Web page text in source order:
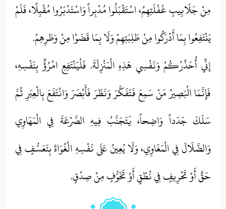
مِنْ جَلَابِيبِ غَفْلَتِهِمُ، اسْتَقْبَلُوا مُدْبِراً وَاسْتَدْبَرُوا مُقْبِلًا، فَلَمْ
يَنْتَفِعُوا بِمَا أَدْرَكُوا مِنْ طَلِبَتِهِمْ وَلَا بِمَا قَضَوْا مِنْ وَطَرِهِمْ.
إِنِّي أُحَذِّرُكُمْ وَنَفْسِي هَذِهِ الْمَنْزِلَةَ. فَلْيَنْتَفِعِ امْرُؤٌ بِنَفْسِهِ،
فَإِنَّمَا الْبَصِيرُ مَنْ سَمِعَ فَتَفَكَّرَ وَنَظَرَ فَأَبْصَرَ وَانْتَفَعَ بِالْعِبَرِ ثُمَّ
سَلَكَ جَدَداً وَاضِحاً، يَتَجَنَّبُ فِيهِ الصَّرْعَةَ فِي الْمَهَاوِي
وَالضَّلَالَ فِي الْمَغَاوِي، وَلَا يُعِينُ عَلَى نَفْسِهِ الْغُوَاةَ بِتَعَسُّفٍ فِي
حَقٍّ أَوْ تَحْرِيفٍ فِي نُطْقٍ أَوْ تَخَوُّفٍ مِنْ صِدْقٍ.